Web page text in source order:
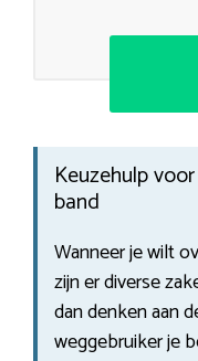
Keuzehulp
band
Wanneer je wilt
zijn er diverse
dan denken aan
weggebruiker je